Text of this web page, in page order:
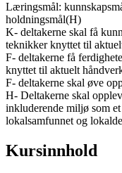
Læringsmål:
holdningsmål(H)
K- deltakerne skal få
teknikker knyttet til
F- deltakerne få
knyttet til aktuelt
F- deltakerne skal øve
H- Deltakerne skal
inkluderende miljø som
lokalsamfunnet og
Kursinnhold